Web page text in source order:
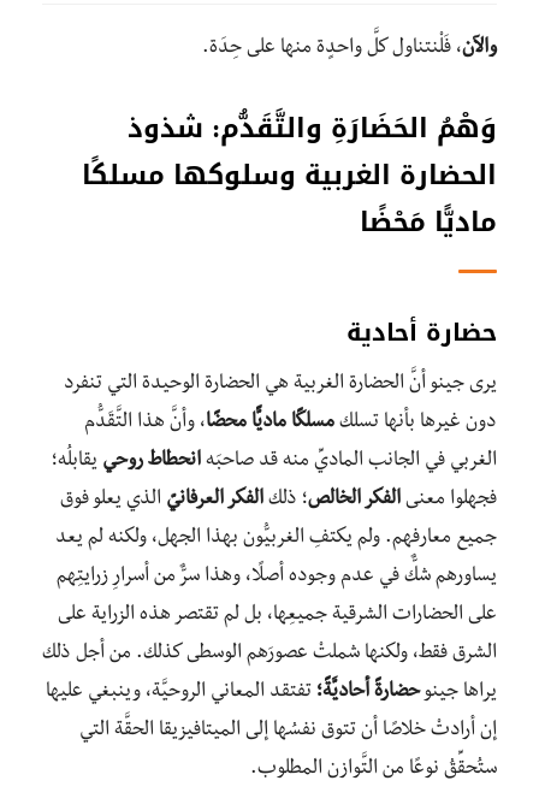
والآن، فَلْنتناول كلَّ واحدٍة منها على حِدَة.
وَهْمُ الحَضَارَةِ والتَّقَدُّم: شذوذ
الحضارة الغربية وسلوكها مسلكًا
ماديًّا مَحْضًا
حضارة أحادية
يرى جينو أنَّ الحضارة الغربية هي الحضارة الوحيدة التي تنفرد
دون غيرها بأنها تسلك مسلكًا ماديًّا محضًا، وأنَّ هذا التَّقَدُّم
الغربي في الجانب الماديِّ منه قد صاحبَه انحطاط روحي يقابلُه؛
فجهلوا معنى الفكر الخالص؛ ذلك الفكر العرفانيّ الذي يعلو فوق
جميع معارفهم. ولم يكتفِ الغربيُّون بهذا الجهل، ولكنه لم يعد
يساورهم شكٌّ في عدم وجوده أصلًا، وهذا سرٌّ من أسرارِ زرايتِهم
على الحضارات الشرقية جميعِها، بل لم تقتصر هذه الزراية على
الشرق فقط، ولكنها شملتْ عصورَهم الوسطى كذلك. من أجل ذلك
يراها جينوحضارةً أحاديَّةً؛ تفتقد المعاني الروحيَّة، وينبغي عليها
إن أرادتْ خلاصًا أن تتوق نفسُها إلى الميتافيزيقا الحقَّة التي
ستُحقِّقُ نوعًا من التَّوازن المطلوب.